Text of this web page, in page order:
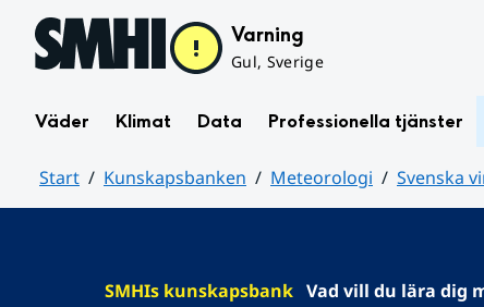
Hoppa till sidans innehåll Varning
Gul, Sverige
Väder Klimat Data Professionella tjänster
Start Kunskapsbanken Meteorologi Svenska
SMHIs kunskapsbank Vad vill du lära dig